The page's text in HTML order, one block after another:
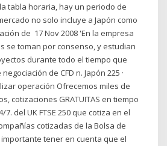
tabla horaria, hay un periodo de
no solo incluye a Japón como
de 17 Nov 2008 'En la empresa
se toman por consenso, y estudian
durante todo el tiempo que
de CFD n. Japón 225 ·
operación Ofrecemos miles de
cotizaciones GRATUITAS en tiempo
del UK FTSE 250 que cotiza en el
cotizadas de la Bolsa de
tener en cuenta que el